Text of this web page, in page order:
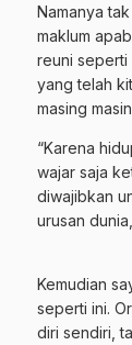
Namanya
maklum
reuni seperti
yang telah
masing
“Karena
wajar saja
diwajibkan
urusan
Kemudian
seperti ini.
diri sendiri,